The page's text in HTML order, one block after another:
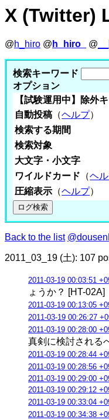
X (Twitter)
@h_hiro @ h_hiro_ @
検索キーワード
オプション
【試験運用中】除外
自動投稿 （ヘルプ）
検索する期間
検索対象
大文字・小文字
ワイルドカード （ヘ
圧縮表示 （ヘルプ）
Back to the list
2011_03_19 (土): 107
2011-03-19 00:03:51
ょうか？ [HT-02A]
2011-03-19 00:13:05
2011-03-19 00:26:27
2011-03-19 00:28:00
真剣に検討される
2011-03-19 00:28:44
2011-03-19 00:28:56
2011-03-19 00:29:00
2011-03-19 00:29:12
2011-03-19 00:33:04
2011-03-19 00:34:38